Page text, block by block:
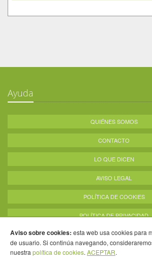
Ayuda
QUIÉNES SOMOS
CONTACTO
LO QUE DICEN
AVISO LEGAL
POLÍTICA DE COOKIES
POLÍTICA DE PRIVACIDAD
Aviso sobre cookies: esta web usa cookies para
de usuario. Si continúa navegando,
nuestra política de cookies. ACEPTAR.